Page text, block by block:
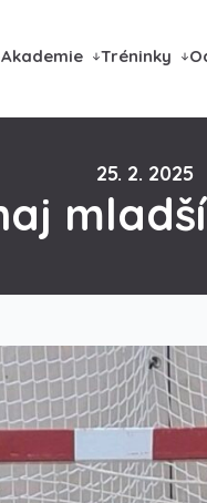
Akademie Tréninky
25. 2. 2025